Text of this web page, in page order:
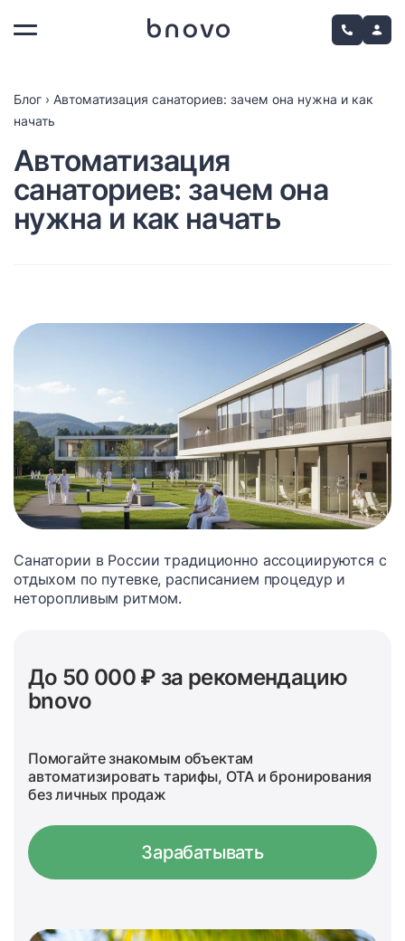
Блог › Автоматизация санаториев: зачем она нужна и как
начать
Автоматизация
санаториев: зачем она
нужна и как начать
Санатории в России традиционно ассоциируются с
отдыхом по путевке, расписанием процедур и
неторопливым ритмом.
До 50 000 ₽ за рекомендацию
bnovo
Помогайте знакомым объектам
автоматизировать тарифы, OTA и бронирования
без личных продаж
Зарабатывать